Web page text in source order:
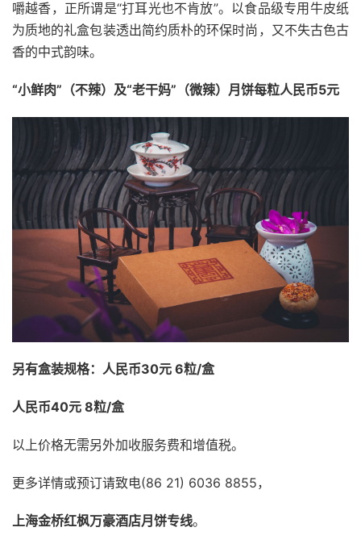
嚼越香，正所谓是“打耳光也不肯放”。以食品级专用牛皮纸
为质地的礼盒包装透出简约质朴的环保时尚，又不失古色古
香的中式韵味。
“小鲜肉”（不辣）及“老干妈”（微辣）月饼每粒人民币5元
另有盒装规格：人民币30元 6粒/盒
人民币40元 8粒/盒
以上价格无需另外加收服务费和增值税。
更多详情或预订请致电(86 21) 6036 8855，
上海金桥红枫万豪酒店月饼专线。